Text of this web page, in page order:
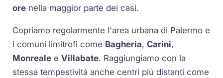
ore nella maggior parte dei casi.
Copriamo regolarmente l'area urbana di Palermo e
i comuni limitrofi come Bagheria,Carini,
Monreale eVillabate. Raggiungiamo con la
stessa tempestività anche centri più distanti come